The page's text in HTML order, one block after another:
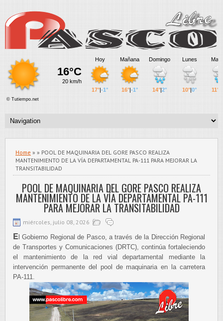
Home » » POOL DE MAQUINARIA DEL GORE PASCO REALIZA
MANTENIMIENTO DE LA VÍA DEPARTAMENTAL PA-111 PARA MEJORAR LA
TRANSITABILIDAD
POOL DE MAQUINARIA DEL GORE PASCO REALIZA
MANTENIMIENTO DE LA VÍA DEPARTAMENTAL PA-111
PARA MEJORAR LA TRANSITABILIDAD
miércoles, julio 08, 2026
E l Gobierno Regional de Pasco, a través de la Dirección Regional
de Transportes y Comunicaciones (DRTC), continúa fortaleciendo
el mantenimiento de la red vial departamental mediante la
intervención permanente del pool de maquinaria en la carretera
PA-111.